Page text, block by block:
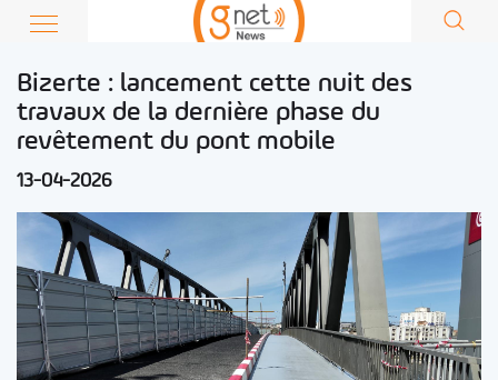
Bizerte : lancement cette nuit des
travaux de la dernière phase du
revêtement du pont mobile
13-04-2026